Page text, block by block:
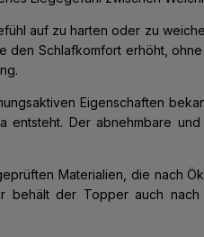
auf zu harten oder zu
Schlafkomfort erhöht,
Eigenschaften
Der abnehmbare
Materialien, die nach
der Topper auch